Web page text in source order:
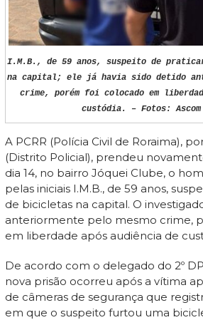
I.M.B., de 59 anos, suspeito de
na capital; ele já havia sido detido
crime, porém foi colocado em
custódia. – Fotos: Ascom
A PCRR (Polícia Civil de Roraima),
(Distrito Policial), prendeu
dia 14, no bairro Jóquei Clube, o
pelas iniciais I.M.B., de 59 anos,
de bicicletas na capital. O
anteriormente pelo mesmo crime,
em liberdade após audiência de
De acordo com o delegado do 2º
nova prisão ocorreu após a vítima
de câmeras de segurança que
em que o suspeito furtou uma